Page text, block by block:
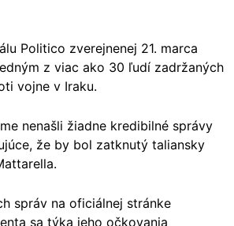
Politico zverejnenej 21. marca
z viac ako 30 ľudí zadržaných
vojne v Iraku.
nenašli žiadne kredibilné správy
že by bol zatknutý taliansky
správ na oficiálnej stránke
sa týka jeho očkovania